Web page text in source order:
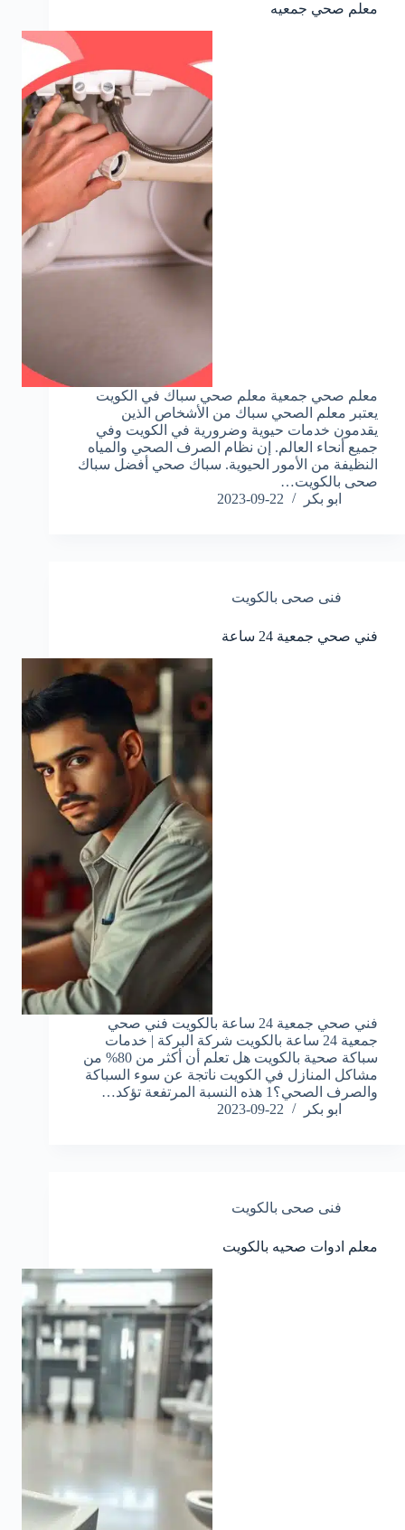
معلم صحي جمعيه
معلم صحي جمعية معلم صحي سباك في الكويت
يعتبر معلم الصحي سباك من الأشخاص الذين
يقدمون خدمات حيوية وضرورية في الكويت وفي
جميع أنحاء العالم. إن نظام الصرف الصحي والمياه
النظيفة من الأمور الحيوية. سباك صحي أفضل سباك
صحى بالكويت…
ابو بكر
2023-09-22
فنى صحى بالكويت
فني صحي جمعية 24 ساعة
فني صحي جمعية 24 ساعة بالكويت فني صحي
جمعية 24 ساعة بالكويت شركة البركة | خدمات
سباكة صحية بالكويت هل تعلم أن أكثر من 80% من
مشاكل المنازل في الكويت ناتجة عن سوء السباكة
والصرف الصحي؟1 هذه النسبة المرتفعة تؤكد…
ابو بكر
2023-09-22
فنى صحى بالكويت
معلم ادوات صحيه بالكويت